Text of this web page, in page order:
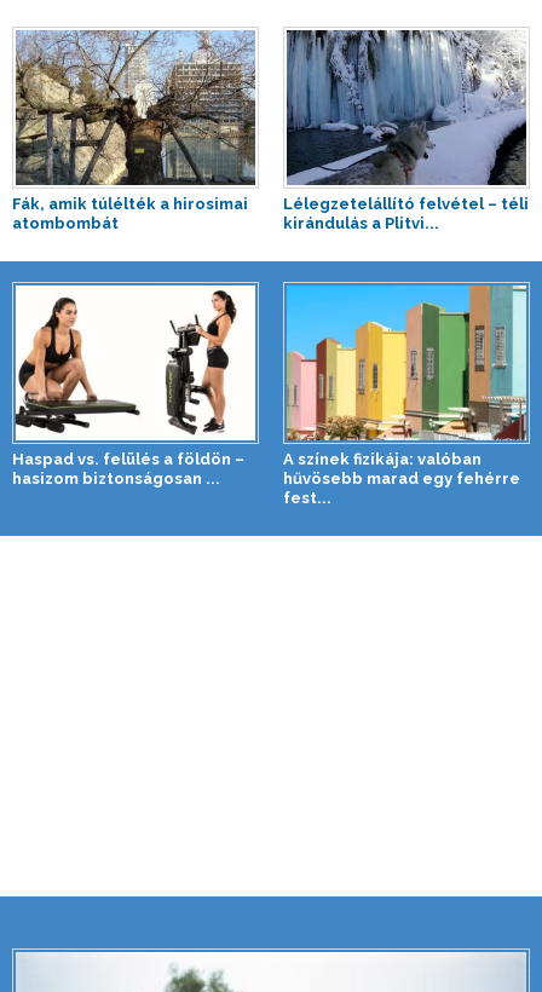
Fák, amik túlélték a hirosimai
atombombát
Lélegzetelállító felvétel – téli
kirándulás a Plitvi...
Haspad vs. felülés a földön –
hasizom biztonságosan ...
A színek fizikája: valóban
hűvösebb marad egy fehérre
fest...